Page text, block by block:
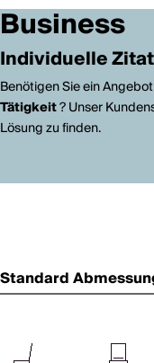
Business
Individuelle
Benötigen Sie ein
Tätigkeit? Unser
Lösung zu finden.
Standard